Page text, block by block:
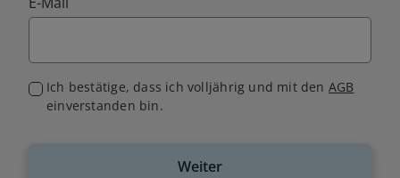
Ich bestätige, dass ich volljährig und mit den AGB
einverstanden bin.
Weiter